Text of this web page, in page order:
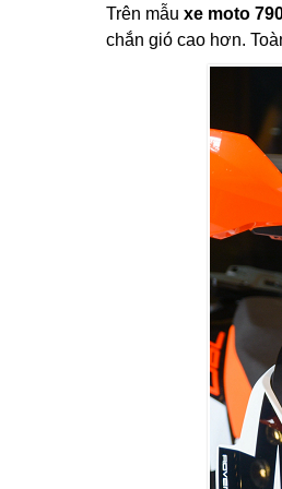
Trên mẫu xe moto
chắn gió cao hơn.